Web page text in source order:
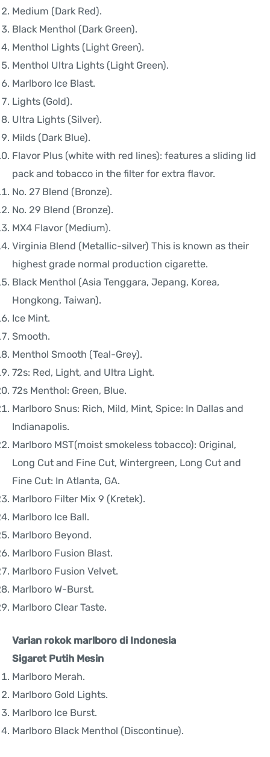
Medium (Dark Red).
Black Menthol (Dark Green).
Menthol Lights (Light Green).
Menthol Ultra Lights (Light Green).
Marlboro Ice Blast.
Lights (Gold).
Ultra Lights (Silver).
Milds (Dark Blue).
Flavor Plus (white with red lines): features a sliding lid
pack and tobacco in the filter for extra flavor.
No. 27 Blend (Bronze).
No. 29 Blend (Bronze).
MX4 Flavor (Medium).
Virginia Blend (Metallic-silver) This is known as their
highest grade normal production cigarette.
Black Menthol (Asia Tenggara, Jepang, Korea,
Hongkong, Taiwan).
Ice Mint.
Smooth.
Menthol Smooth (Teal-Grey).
72s: Red, Light, and Ultra Light.
72s Menthol: Green, Blue.
Marlboro Snus: Rich, Mild, Mint, Spice: In Dallas and
Indianapolis.
Marlboro MST(moist smokeless tobacco): Original,
Long Cut and Fine Cut, Wintergreen, Long Cut and
Fine Cut: In Atlanta, GA.
Marlboro Filter Mix 9 (Kretek).
Marlboro Ice Ball.
Marlboro Beyond.
Marlboro Fusion Blast.
Marlboro Fusion Velvet.
Marlboro W-Burst.
Marlboro Clear Taste.
Varian rokok marlboro di Indonesia
Sigaret Putih Mesin
Marlboro Merah.
Marlboro Gold Lights.
Marlboro Ice Burst.
Marlboro Black Menthol (Discontinue).